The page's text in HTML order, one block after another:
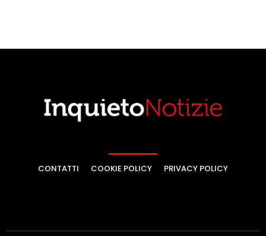
CONTATTI COOKIE POLICY PRIVACY POLICY